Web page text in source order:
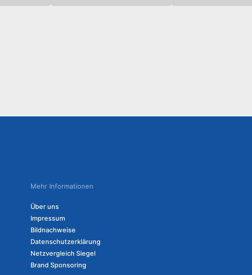
Mehr Informationen
Über uns
Impressum
Bildnachweise
Datenschutzerklärung
Netzvergleich Siegel
Brand Sponsoring